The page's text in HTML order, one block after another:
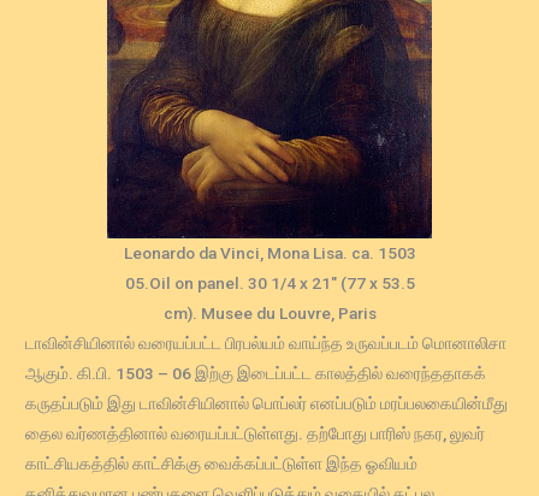
Leonardo da Vinci, Mona Lisa. ca. 1503
05.Oil on panel. 30 1/4 x 21″ (77 x 53.5
cm). Musee du Louvre, Paris
டாவின்சியினால் வரையப்பட்ட பிரபல்யம் வாய்ந்த உருவப்படம் மொனாலிசா
ஆகும். கி.பி. 1503 – 06 இற்கு இடைப்பட்ட காலத்தில் வரைந்ததாகக்
கருதப்படும் இது டாவின்சியினால் பொப்லர் எனப்படும் மரப்பலகையின்மீது
தைல வர்ணத்தினால் வரையப்பட்டுள்ளது. தற்போது பாரிஸ் நகர, லுவர்
காட்சியகத்தில் காட்சிக்கு வைக்கப்பட்டுள்ள இந்த ஓவியம்